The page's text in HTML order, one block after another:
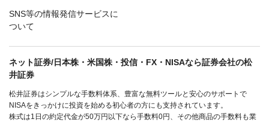
SNS等の情報発信サービスに
ついて
ネット証券/日本株・米国株・投信・FX・NISAなら証券会社の松
井証券
松井証券はシンプルな手数料体系、豊富な無料ツールと安心のサポートで
NISAをきっかけに投資を始める初心者の方にも支持されています。
株式は1日の約定代金が50万円以下なら手数料0円、その他商品の手数料も業